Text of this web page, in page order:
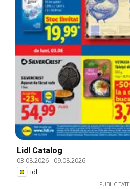
Lidl Catalog
03.08.2026- 09.08.2026
Lidl
PUBLICITATE